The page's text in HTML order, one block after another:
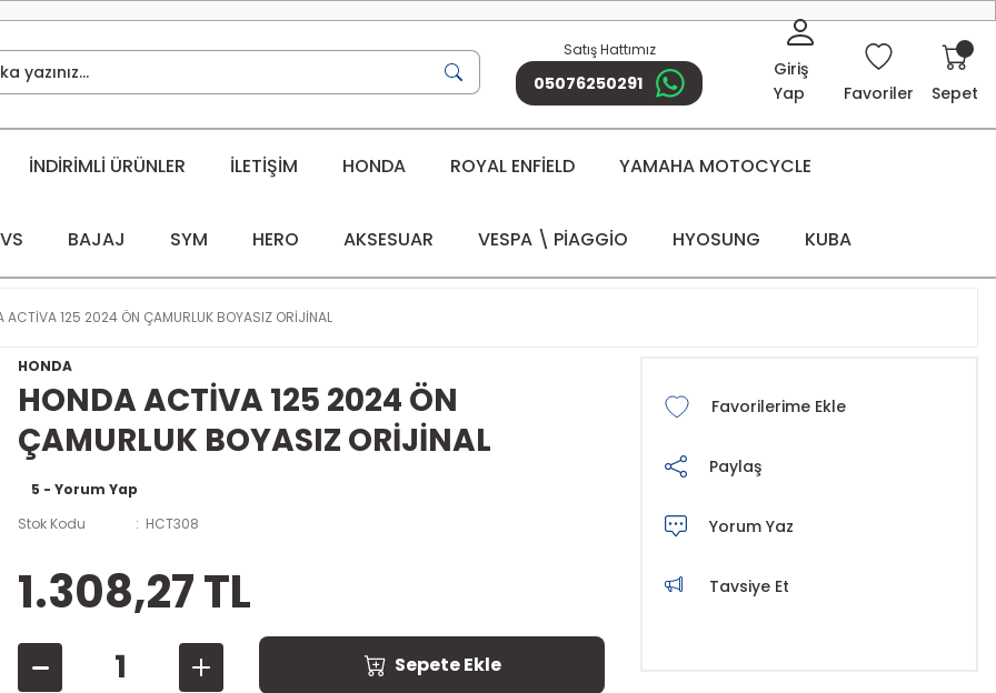
Satış Hattımız
05076250291
Giriş
Yap
Favoriler Sepet
İNDİRİMLİ ÜRÜNLER İLETİŞİM HONDA ROYAL ENFİELD YAMAHA MOTOCYCLE
BAJAJ SYM HERO AKSESUAR VESPA \ PİAGGİO HYOSUNG KUBA
ACTİVA 125 2024 ÖN ÇAMURLUK BOYASIZ ORİJİNAL
HONDA
HONDA ACTİVA 125 2024 ÖN
ÇAMURLUK BOYASIZ ORİJİNAL
5 - Yorum Yap
Stok Kodu
HCT308
1.308,27 TL
Sepete Ekle
Paylaş
Yorum Yaz
Tavsiye Et